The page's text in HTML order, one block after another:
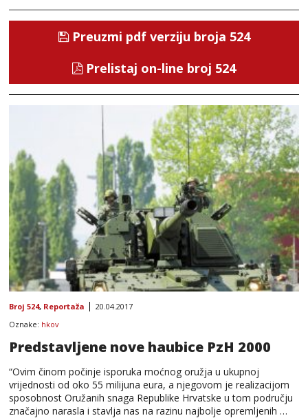
Preuzmi pdf verziju broja 524
Prelistaj on-line broj 524
Broj 524, Reportaža
20.04.2017
Oznake: hkov
Predstavljene nove haubice PzH 2000
“Ovim činom počinje isporuka moćnog oružja u ukupnoj
vrijednosti od oko 55 milijuna eura, a njegovom je realizacijom
sposobnost Oružanih snaga Republike Hrvatske u tom području
značajno narasla i stavlja nas na razinu najbolje opremljenih …